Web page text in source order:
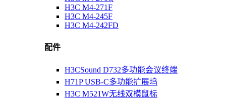
H3C M4-271F
H3C M4-245F
H3C M4-242FD
配件
H3CSound D732多功能会议终端
H71P USB-C多功能扩展坞
H3C M521W无线双模鼠标